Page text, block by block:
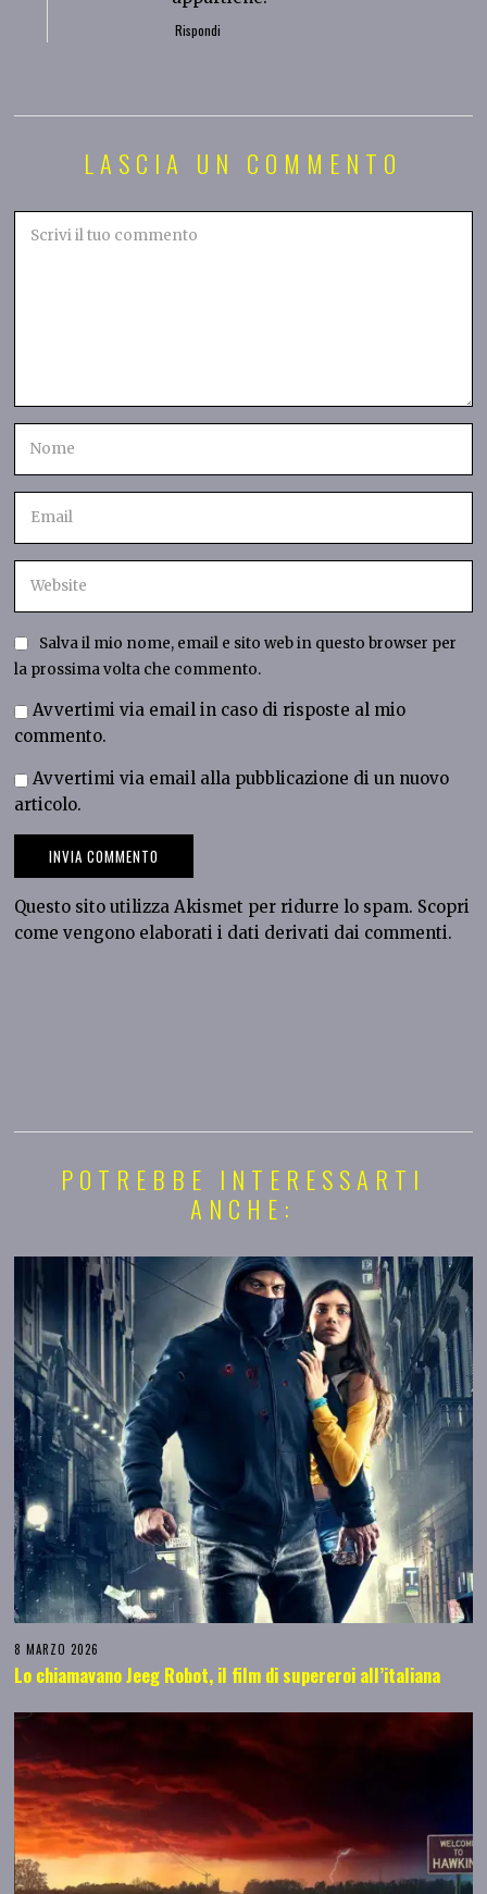
Rispondi
LASCIA UN COMMENTO
Salva il mio nome, email e sito web in questo browser per
la prossima volta che commento.
Avvertimi via email in caso di risposte al mio
commento.
Avvertimi via email alla pubblicazione di un nuovo
articolo.
Questo sito utilizza Akismet per ridurre lo spam. Scopri
come vengono elaborati i dati derivati dai commenti.
POTREBBE INTERESSARTI
ANCHE:
8 MARZO 2026
Lo chiamavano Jeeg Robot, il film di supereroi all’italiana